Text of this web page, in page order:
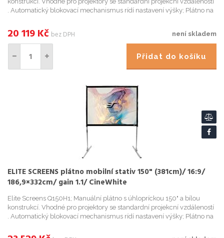
. Automatický blokovací mechanismus rídí nastavení výšky; Plátno na
není skladem
20 119Kč bez DPH
Přidat do košíku
ELITE SCREENS plátno mobilní stativ 150" (381cm)/ 16:9/
186,9×332cm/ gain 1.1/ CineWhite
Elite Screens Q150H1; Manuální plátno s úhlopríckou 150" a bílou
konstrukcí. Vhodné pro projektory se standardní projekcní vzdáleností
. Automatický blokovací mechanismus rídí nastavení výšky; Plátno na